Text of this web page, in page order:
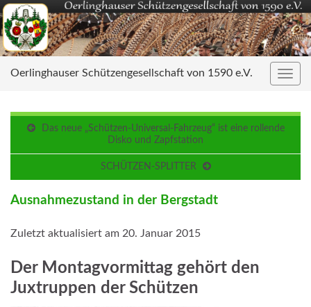
Oerlinghauser Schützengesellschaft von 1590 e.V.
Das neue „Schützen-Universal-Fahrzeug“ ist eine rollende
Disko und Zapfstation
SCHÜTZEN-SPLITTER
Ausnahmezustand in der Bergstadt
Zuletzt aktualisiert am 20. Januar 2015
Der Montagvormittag gehört den
Juxtruppen der Schützen